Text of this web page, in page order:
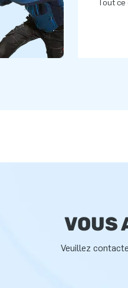
Tout ce
VOUS
Veuillez